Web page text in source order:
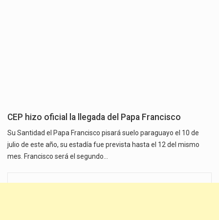
CEP hizo oficial la llegada del Papa Francisco
Su Santidad el Papa Francisco pisará suelo paraguayo el 10 de
julio de este año, su estadía fue prevista hasta el 12 del mismo
mes. Francisco será el segundo…